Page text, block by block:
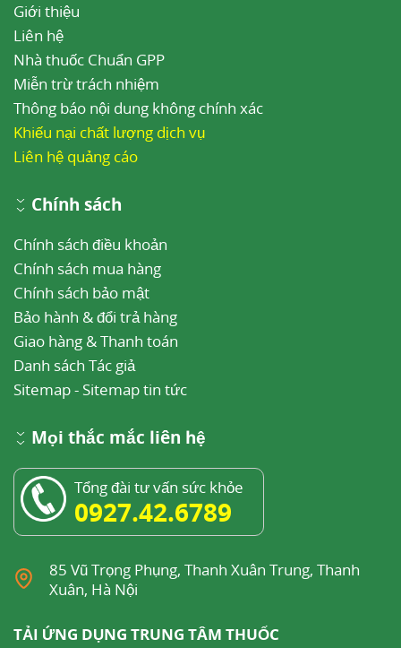
Giới thiệu
Liên hệ
Nhà thuốc Chuẩn GPP
Miễn trừ trách nhiệm
Thông báo nội dung không chính xác
Khiếu nại chất lượng dịch vụ
Liên hệ quảng cáo
Chính sách
Chính sách điều khoản
Chính sách mua hàng
Chính sách bảo mật
Bảo hành & đổi trả hàng
Giao hàng & Thanh toán
Danh sách Tác giả
Sitemap- Sitemap tin tức
Mọi thắc mắc liên hệ
Tổng đài tư vấn sức khỏe
0927.42.6789
85 Vũ Trọng Phụng, Thanh Xuân Trung, Thanh
Xuân, Hà Nội
TẢI ỨNG DỤNG TRUNG TÂM THUỐC